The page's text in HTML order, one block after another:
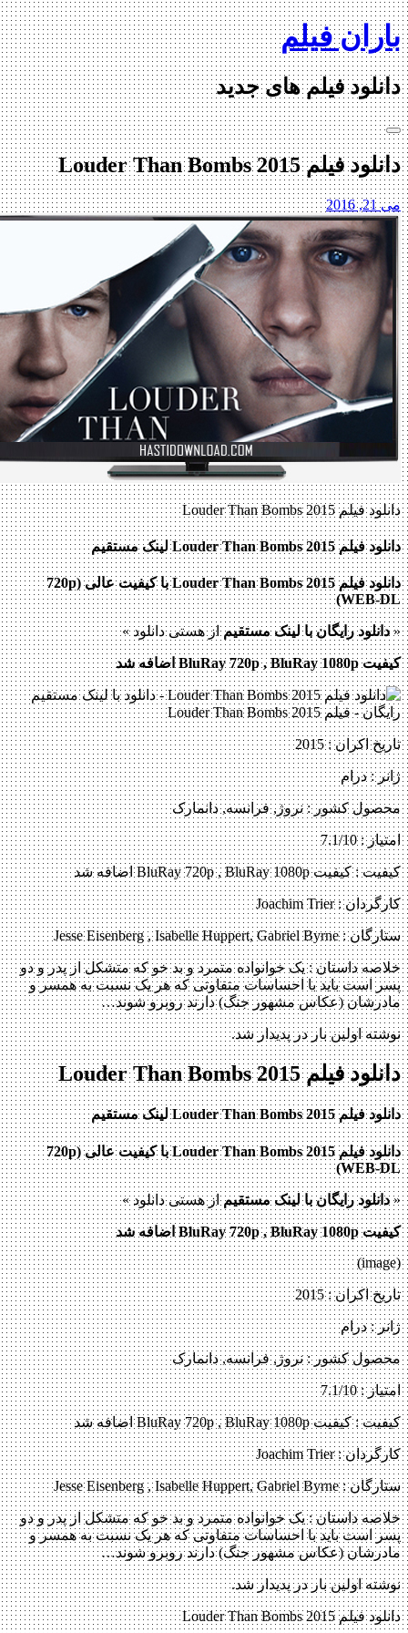
Skip
to
content
باران فیلم
دانلود فیلم های جدید
دانلود فیلم Louder Than Bombs 2015
می 21, 2016
دانلود فیلم Louder Than Bombs 2015
دانلود فیلم Louder Than Bombs 2015 لینک مستقیم
دانلود فیلم Louder Than Bombs 2015 با کیفیت عالی (720p
WEB-DL)
«دانلود رایگان با لینک مستقیماز هستی دانلود »
کیفیت BluRay 720p , BluRay 1080p اضافه شد
تاریخ اکران : 2015
ژانر : درام
محصول کشور : نروژ, فرانسه, دانمارک
امتیاز : 7.1/10
کیفیت : کیفیت BluRay 720p , BluRay 1080p اضافه شد
کارگردان : Joachim Trier
ستارگان : Jesse Eisenberg , Isabelle Huppert, Gabriel Byrne
خلاصه داستان : یک خوانواده متمرد و بد خو که متشکل از پدر و دو
پسر است باید با احساسات متفاوتی که هر یک نسبت به همسر و
مادرشان (عکاس مشهور جنگ) دارند روبرو شوند…
نوشته اولین بار در پدیدار شد.
دانلود فیلم Louder Than Bombs 2015
دانلود فیلم Louder Than Bombs 2015 لینک مستقیم
دانلود فیلم Louder Than Bombs 2015 با کیفیت عالی (720p
WEB-DL)
«دانلود رایگان با لینک مستقیماز هستی دانلود »
کیفیت BluRay 720p , BluRay 1080p اضافه شد
(image)
تاریخ اکران : 2015
ژانر : درام
محصول کشور : نروژ, فرانسه, دانمارک
امتیاز : 7.1/10
کیفیت : کیفیت BluRay 720p , BluRay 1080p اضافه شد
کارگردان : Joachim Trier
ستارگان : Jesse Eisenberg , Isabelle Huppert, Gabriel Byrne
خلاصه داستان : یک خوانواده متمرد و بد خو که متشکل از پدر و دو
پسر است باید با احساسات متفاوتی که هر یک نسبت به همسر و
مادرشان (عکاس مشهور جنگ) دارند روبرو شوند…
نوشته اولین بار در پدیدار شد.
دانلود فیلم Louder Than Bombs 2015